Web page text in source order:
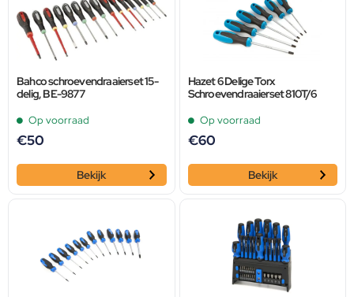
Bahco schroevendraaierset 15-
delig, BE-9877
Op voorraad
€50
Bekijk
Hazet 6 Delige Torx
Schroevendraaierset 810T/6
Op voorraad
€60
Bekijk